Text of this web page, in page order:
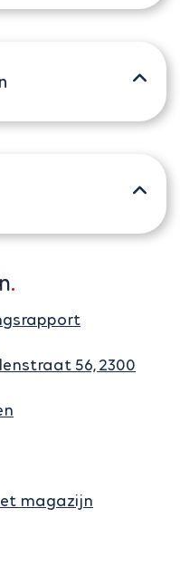
56, 2300
magazijn